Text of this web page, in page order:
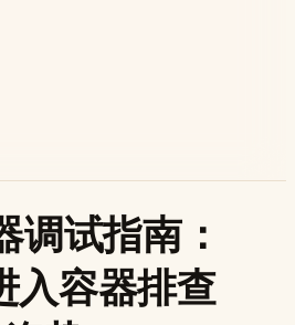
试指南：
入容器排查